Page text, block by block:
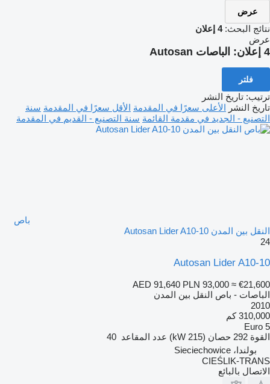
عرض
نتائج البحث:4 إعلان
عرض
4 إعلان: الباصات Autosan
فلتر
ترتيب: تاريخ النشر
تاريخ النشر الأعلى سعرًا في المقدمة الأقل سعرًا في المقدمة سنة
التصنيع - الجديد في مقدمة القائمة سنة التصنيع - القديم في المقدمة
باص
النقل بين المدن Autosan Lider A10-10
24
Autosan Lider A10-10
AED 91,640 PLN 93,000 ≈ €21,600
الباصات - باص النقل بين المدن
2010
310,000 كم
Euro 5
القوة 292 حصان (215 kW) عدد المقاعد 40
بولندا، Sieciechowice
CIEŚLIK-TRANS
الاتصال بالبائع